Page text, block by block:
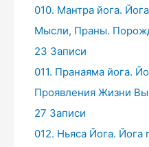
010. Мантра йога.
Мысли, Праны.
23 Записи
011. Пранаяма йога.
Проявления Жизни
27 Записи
012. Ньяса Йога.